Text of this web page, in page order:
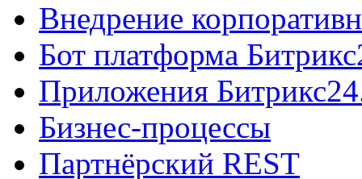
Внедрение
Бот платформа
Приложения
Бизнес-процессы
Партнёрский REST